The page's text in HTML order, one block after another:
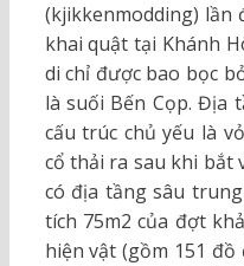
(kjikkenmodding) lần
khai quật tại Khánh
di chỉ được bao bọc
là suối Bến Cọp. Địa
cấu trúc chủ yếu là
cổ thải ra sau khi bắt
có địa tầng sâu
tích 75m2 của đợt
hiện vật (gồm 151